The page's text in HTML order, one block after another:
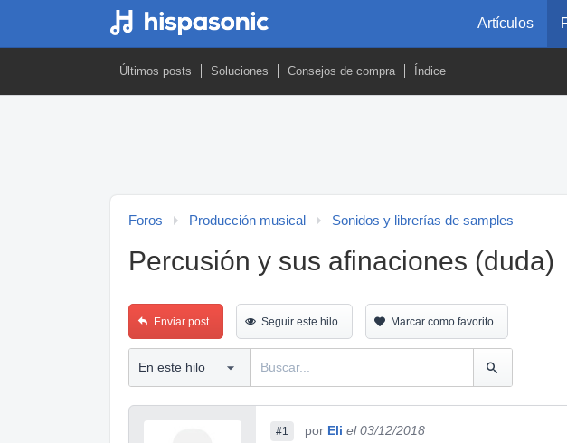
Artículos
Últimos posts Soluciones Consejos de compra Índice
Foros Producción musical Sonidos y librerías de samples
Percusión y sus afinaciones (duda)
Enviar post Seguir este hilo Marcar como favorito
#1 por Eli el 03/12/2018